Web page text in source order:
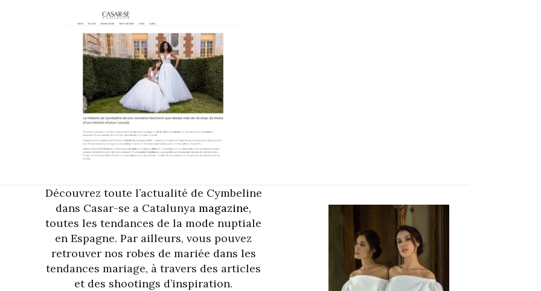
Découvrez toute l’actualité de Cymbeline
dans Casar-se a Catalunya magazine,
toutes les tendances de la mode nuptiale
en Espagne. Par ailleurs, vous pouvez
retrouver nos robes de mariée dans les
tendances mariage, à travers des articles
et des shootings d’inspiration.